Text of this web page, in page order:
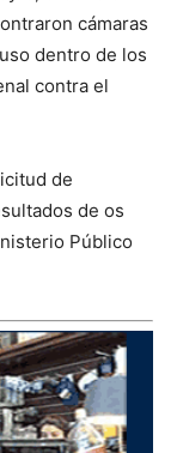
cámaras
dentro de los
contra el
de
de os
Público